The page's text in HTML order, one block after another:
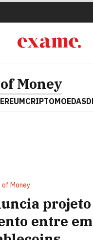
Money
CRIPTOMOEDAS
of Money
entre